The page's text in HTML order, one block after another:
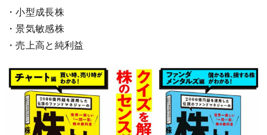
・小型成長株
・景気敏感株
・売上高と純利益